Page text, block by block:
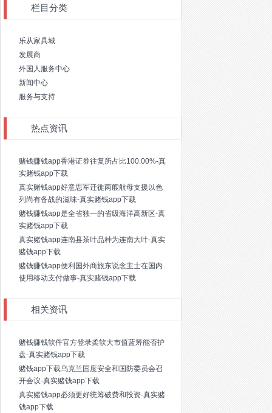
栏目分类
乐从家具城
发展商
外国人服务中心
新闻中心
服务与支持
热点资讯
赌钱赚钱app香港证券往复所占比100.00%-真
实赌钱app下载
真实赌钱app好意思军迁徙两艘航母支援以色
列尚有备战的滋味-真实赌钱app下载
赌钱赚钱app是全省独一的省级海洋高新区-真
实赌钱app下载
真实赌钱app连南县茶叶品种为连南大叶-真实
赌钱app下载
赌钱赚钱app便利国外商旅东说念主士在国内
使用移动支付做事-真实赌钱app下载
相关资讯
赌钱赚钱软件官方登录柔软大市值蓝筹能否护
盘-真实赌钱app下载
赌钱app下载乌克兰国度安全和国防委员会召
开会议-真实赌钱app下载
真实赌钱app必须更好统筹破费和投资-真实赌
钱app下载